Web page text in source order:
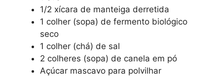
1/2 xícara de manteiga derretida
1 colher (sopa) de fermento biológico
seco
1 colher (chá) de sal
2 colheres (sopa) de canela em pó
Açúcar mascavo para polvilhar